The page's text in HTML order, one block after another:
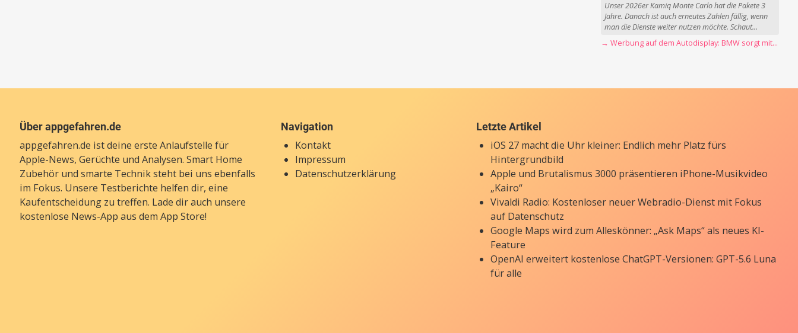
Unser 2026er Kamiq Monte Carlo hat die Pakete 3
Jahre. Danach ist auch erneutes Zahlen fällig, wenn
man die Dienste weiter nutzen möchte. Schaut...
→ Werbung auf dem Autodisplay: BMW sorgt mit Spider-Man-Werbung für scharfe Kritik
Über appgefahren.de
appgefahren.de ist deine erste Anlaufstelle für
Apple-News, Gerüchte und Analysen. Smart Home
Zubehör und smarte Technik steht bei uns ebenfalls
im Fokus. Unsere Testberichte helfen dir, eine
Kaufentscheidung zu treffen. Lade dir auch unsere
kostenlose News-App aus dem App Store!
Navigation
Kontakt
Impressum
Datenschutzerklärung
Letzte Artikel
iOS 27 macht die Uhr kleiner: Endlich mehr Platz fürs
Hintergrundbild
Apple und Brutalismus 3000 präsentieren iPhone-Musikvideo
„Kairo“
Vivaldi Radio: Kostenloser neuer Webradio-Dienst mit Fokus
auf Datenschutz
Google Maps wird zum Alleskönner: „Ask Maps“ als neues KI-
Feature
OpenAI erweitert kostenlose ChatGPT-Versionen: GPT-5.6 Luna
für alle